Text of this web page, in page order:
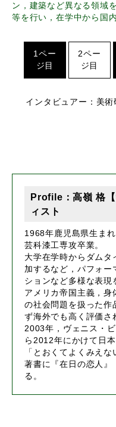
ン，建築など異なる領域
等を行い，在学中から国
1ペー
ジ目
2ペー
ジ目
インタビュアー：美
Profile：高嶺 格
ィスト
1968年鹿児島県生ま
芸科漆工専攻卒業。
大学在学時からダムタ
加するなど，パフォー
ションなど多様な表現
アメリカ帝国主義，身
の社会問題を扱った作
ず海外でも高く評価さ
2003年，ヴェニス・
ら2012年にかけて日
「とおくてよくみえな
著書に『在日の恋人』
る。